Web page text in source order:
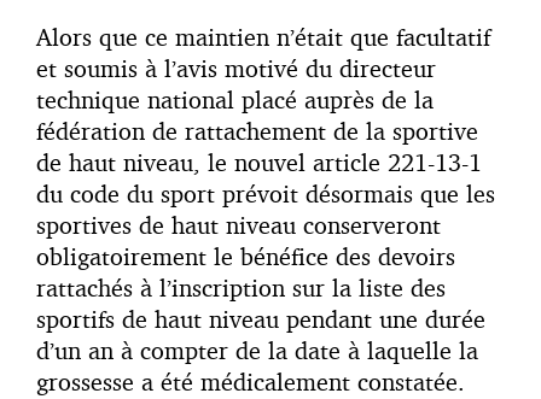
Alors que ce maintien n’était que facultatif
et soumis à l’avis motivé du directeur
technique national placé auprès de la
fédération de rattachement de la sportive
de haut niveau, le nouvel article 221-13-1
du code du sport prévoit désormais que les
sportives de haut niveau conserveront
obligatoirement le bénéfice des devoirs
rattachés à l’inscription sur la liste des
sportifs de haut niveau pendant une durée
d’un an à compter de la date à laquelle la
grossesse a été médicalement constatée.